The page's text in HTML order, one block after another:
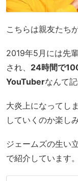
こちらは親友たち
2019年5月には先
され、 24時間で
YouTuberなんて
大炎上になってし
していくのか楽し
ジェームズの生い
で紹介しています。